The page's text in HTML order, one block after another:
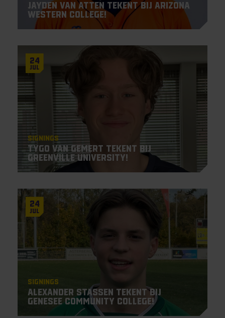
Jayden Van Atten tekent bij Arizona
Western College!
24
Jul
Signings
Tygo van Gemert tekent bij
Greenville University!
24
Jul
Signings
Alexander Stassen tekent bij
Genesee Community College!